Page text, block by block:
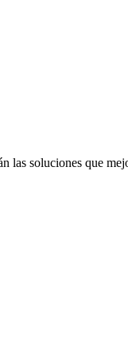
las soluciones que